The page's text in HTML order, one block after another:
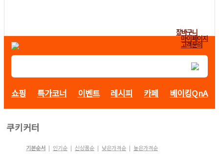
장바구니
마이페이지
고객문의
쇼핑 특가코너 이벤트 레시피 카페 베이킹QnA
쿠키커터
기본순서 | 인기순 | 신상품순 | 낮은가격순 | 높은가격순